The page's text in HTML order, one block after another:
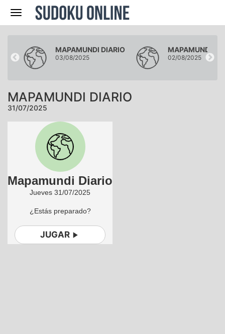
Navegación
MAPAMUNDI DIARIO
03/08/2025
MAPAMUNDI
02/08/2025
MAPAMUNDI DIARIO
31/07/2025
Mapamundi Diario
Jueves 31/07/2025
¿Estás preparado?
JUGAR